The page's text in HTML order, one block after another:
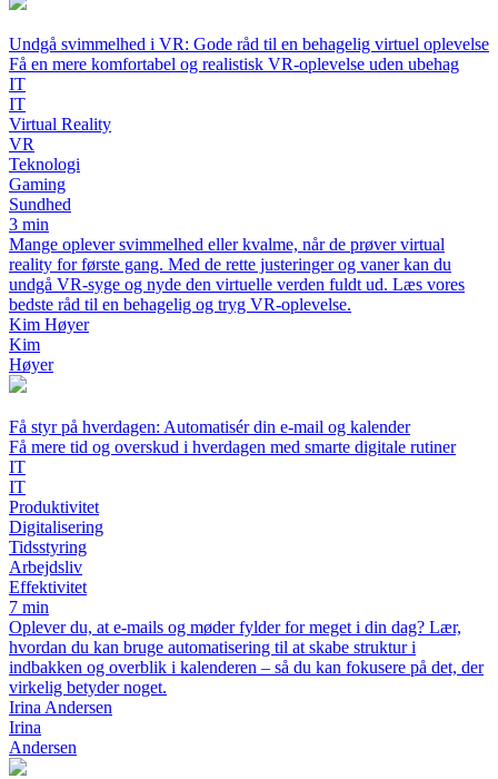
Undgå svimmelhed i VR: Gode råd til en behagelig virtuel oplevelse
Få en mere komfortabel og realistisk VR-oplevelse uden ubehag
IT
IT
Virtual Reality
VR
Teknologi
Gaming
Sundhed
3 min
Mange oplever svimmelhed eller kvalme, når de prøver virtual
reality for første gang. Med de rette justeringer og vaner kan du
undgå VR-syge og nyde den virtuelle verden fuldt ud. Læs vores
bedste råd til en behagelig og tryg VR-oplevelse.
Kim Høyer
Kim
Høyer
Få styr på hverdagen: Automatisér din e-mail og kalender
Få mere tid og overskud i hverdagen med smarte digitale rutiner
IT
IT
Produktivitet
Digitalisering
Tidsstyring
Arbejdsliv
Effektivitet
7 min
Oplever du, at e-mails og møder fylder for meget i din dag? Lær,
hvordan du kan bruge automatisering til at skabe struktur i
indbakken og overblik i kalenderen – så du kan fokusere på det, der
virkelig betyder noget.
Irina Andersen
Irina
Andersen